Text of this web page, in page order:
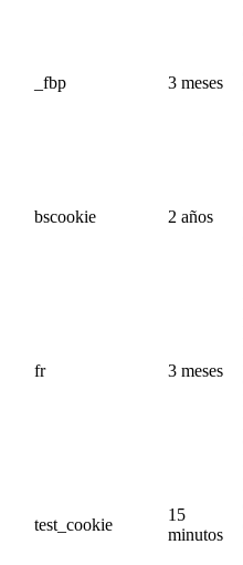
_fbp 3 meses
bscookie 2 años
fr 3 meses
test_cookie
15
minutos